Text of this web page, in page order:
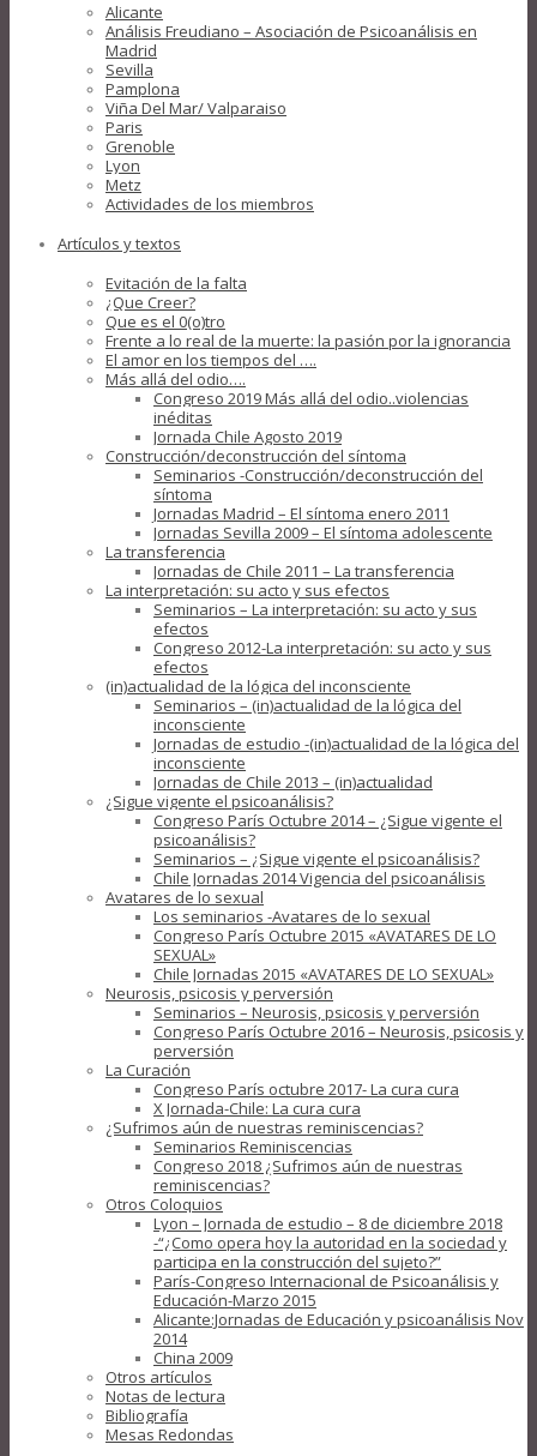
Alicante
Análisis Freudiano – Asociación de Psicoanálisis en
Madrid
Sevilla
Pamplona
Viña Del Mar/ Valparaiso
Paris
Grenoble
Lyon
Metz
Actividades de los miembros
Artículos y textos
Evitación de la falta
¿Que Creer?
Que es el 0(o)tro
Frente a lo real de la muerte: la pasión por la ignorancia
El amor en los tiempos del ….
Más allá del odio….
Congreso 2019 Más allá del odio..violencias
inéditas
Jornada Chile Agosto 2019
Construcción/deconstrucción del síntoma
Seminarios -Construcción/deconstrucción del
síntoma
Jornadas Madrid – El síntoma enero 2011
Jornadas Sevilla 2009 – El síntoma adolescente
La transferencia
Jornadas de Chile 2011 – La transferencia
La interpretación: su acto y sus efectos
Seminarios – La interpretación: su acto y sus
efectos
Congreso 2012-La interpretación: su acto y sus
efectos
(in)actualidad de la lógica del inconsciente
Seminarios – (in)actualidad de la lógica del
inconsciente
Jornadas de estudio -(in)actualidad de la lógica del
inconsciente
Jornadas de Chile 2013 – (in)actualidad
¿Sigue vigente el psicoanálisis?
Congreso París Octubre 2014 – ¿Sigue vigente el
psicoanálisis?
Seminarios – ¿Sigue vigente el psicoanálisis?
Chile Jornadas 2014 Vigencia del psicoanálisis
Avatares de lo sexual
Los seminarios -Avatares de lo sexual
Congreso París Octubre 2015 «AVATARES DE LO
SEXUAL»
Chile Jornadas 2015 «AVATARES DE LO SEXUAL»
Neurosis, psicosis y perversión
Seminarios – Neurosis, psicosis y perversión
Congreso París Octubre 2016 – Neurosis, psicosis y
perversión
La Curación
Congreso París octubre 2017- La cura cura
X Jornada-Chile: La cura cura
¿Sufrimos aún de nuestras reminiscencias?
Seminarios Reminiscencias
Congreso 2018 ¿Sufrimos aún de nuestras
reminiscencias?
Otros Coloquios
Lyon – Jornada de estudio – 8 de diciembre 2018
-“¿Como opera hoy la autoridad en la sociedad y
participa en la construcción del sujeto?”
París-Congreso Internacional de Psicoanálisis y
Educación-Marzo 2015
Alicante:Jornadas de Educación y psicoanálisis Nov
2014
China 2009
Otros artículos
Notas de lectura
Bibliografía
Mesas Redondas